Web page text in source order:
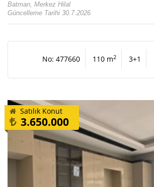
Batman, Merkez Hilal
Güncelleme Tarihi 30.7.2026
No: 477660 110 m2 3+1
Satılık Konut
3.650.000